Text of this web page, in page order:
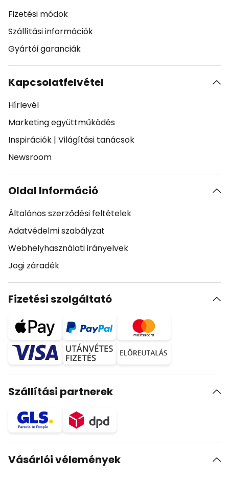
Fizetési módok
Szállítási információk
Gyártói garanciák
Kapcsolatfelvétel
Hírlevél
Marketing együttműködés
Inspirációk | Világítási tanácsok
Newsroom
Oldal Információ
Általános szerződési feltételek
Adatvédelmi szabályzat
Webhelyhasználati irányelvek
Jogi záradék
Fizetési szolgáltató
Szállítási partnerek
Vásárlói vélemények